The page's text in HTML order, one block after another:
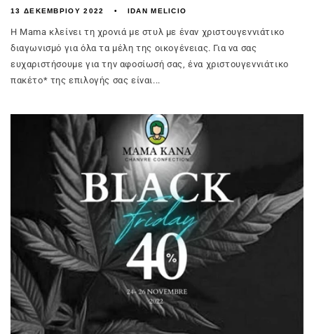
13 ΔΕΚΕΜΒΡΊΟΥ 2022 IDAN MELICIO
Η Mama κλείνει τη χρονιά με στυλ με έναν χριστουγεννιάτικο
διαγωνισμό για όλα τα μέλη της οικογένειας. Για να σας
ευχαριστήσουμε για την αφοσίωσή σας, ένα χριστουγεννιάτικο
πακέτο* της επιλογής σας είναι...